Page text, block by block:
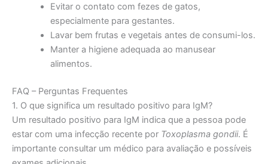
Evitar o contato com fezes de gatos,
especialmente para gestantes.
Lavar bem frutas e vegetais antes de consumi-los.
Manter a higiene adequada ao manusear
alimentos.
FAQ – Perguntas Frequentes
1. O que significa um resultado positivo para IgM?
Um resultado positivo para IgM indica que a pessoa pode
estar com uma infecção recente por Toxoplasma gondii. É
importante consultar um médico para avaliação e possíveis